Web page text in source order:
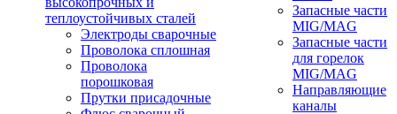
теплоустойчивых сталей
Электроды сварочные
Проволока сплошная
Проволока
порошковая
Прутки присадочные
Запасные части
MIG/MAG
Запасные части
для горелок
MIG/MAG
Направляющие
каналы